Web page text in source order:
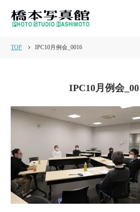
TOP IPC10月例会_0016
IPC10月例会